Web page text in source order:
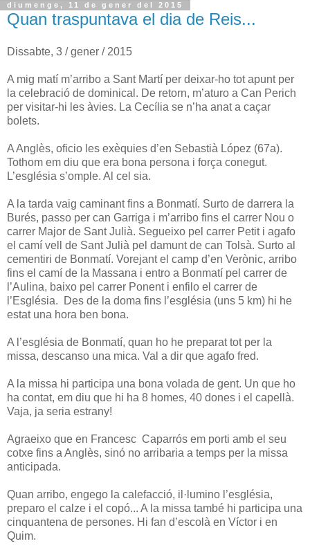
diumenge, 11 de gener del 2015
Quan traspuntava el dia de Reis...
Dissabte, 3 / gener / 2015
A mig matí m’arribo a Sant Martí per deixar-ho tot apunt per
la celebració de dominical. De retorn, m’aturo a Can Perich
per visitar-hi les àvies. La Cecília se n’ha anat a caçar
bolets.
A Anglès, oficio les exèquies d’en Sebastià López (67a).
Tothom em diu que era bona persona i força conegut.
L’església s’omple. Al cel sia.
A la tarda vaig caminant fins a Bonmatí. Surto de darrera la
Burés, passo per can Garriga i m’arribo fins el carrer Nou o
carrer Major de Sant Julià. Segueixo pel carrer Petit i agafo
el camí vell de Sant Julià pel damunt de can Tolsà. Surto al
cementiri de Bonmatí. Vorejant el camp d’en Verònic, arribo
fins el camí de la Massana i entro a Bonmatí pel carrer de
l’Aulina, baixo pel carrer Ponent i enfilo el carrer de
l’Església. Des de la doma fins l’església (uns 5 km) hi he
estat una hora ben bona.
A l’església de Bonmatí, quan ho he preparat tot per la
missa, descanso una mica. Val a dir que agafo fred.
A la missa hi participa una bona volada de gent. Un que ho
ha contat, em diu que hi ha 8 homes, 40 dones i el capellà.
Vaja, ja seria estrany!
Agraeixo que en Francesc Caparrós em porti amb el seu
cotxe fins a Anglès, sinó no arribaria a temps per la missa
anticipada.
Quan arribo, engego la calefacció, il·lumino l’església,
preparo el calze i el copó... A la missa també hi participa una
cinquantena de persones. Hi fan d’escolà en Víctor i en
Quim.